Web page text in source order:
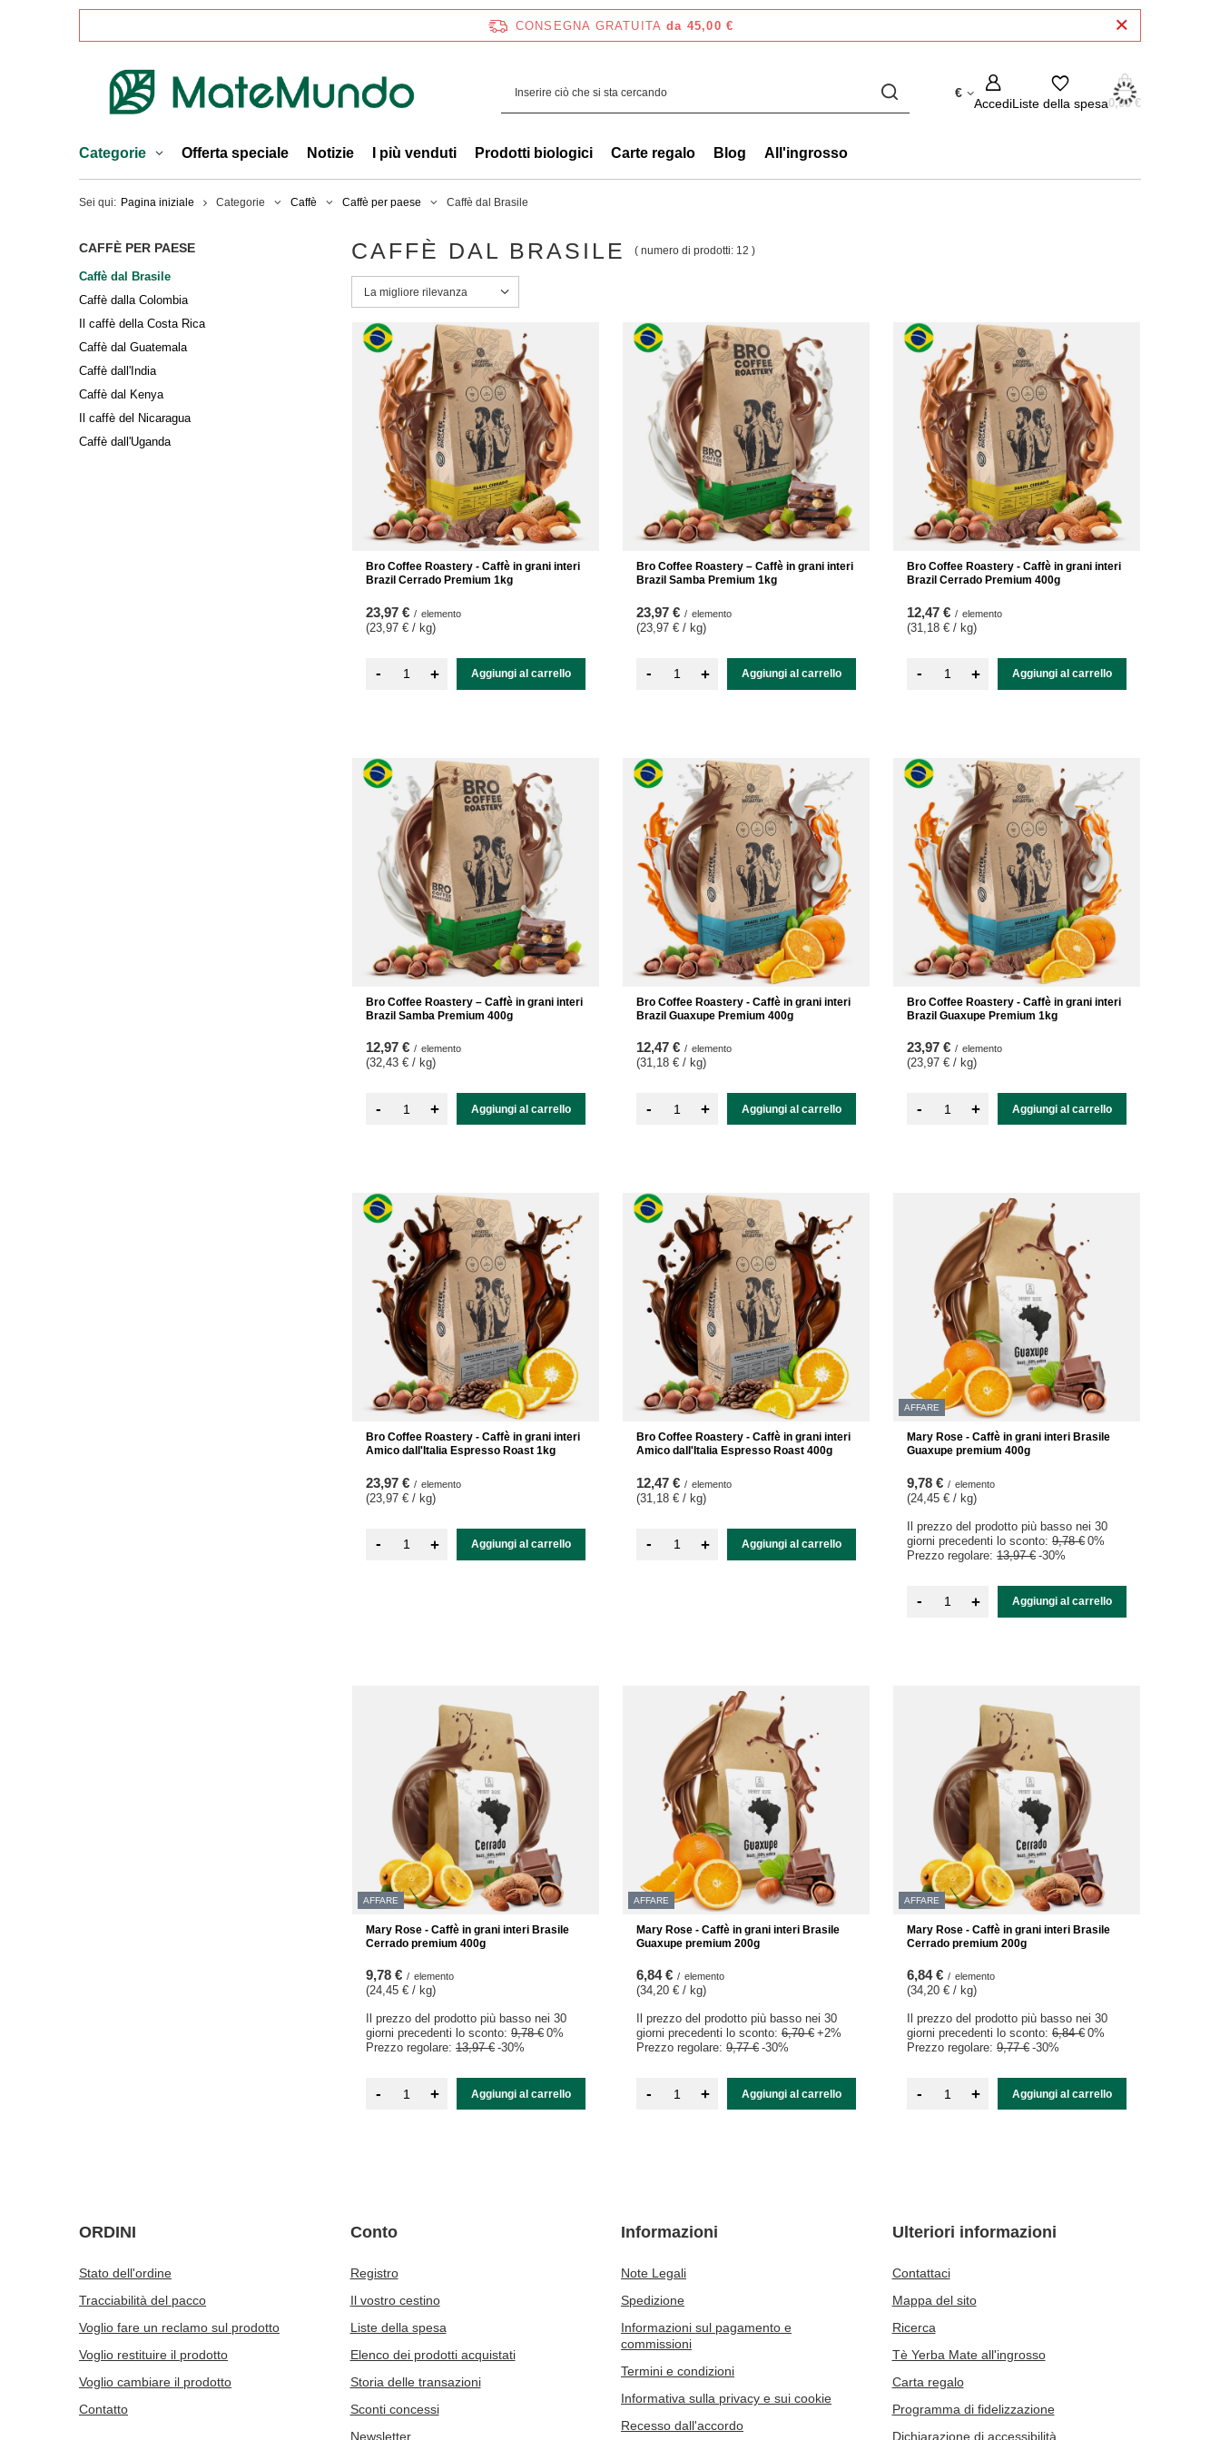
CONSEGNA GRATUITA da 45,00 €
€
AccediListe della spesa0,00 €
Categorie Offerta speciale Notizie I più venduti Prodotti biologici Carte regalo Blog All'ingrosso
Sei qui: Pagina iniziale Categorie Caffè Caffè per paese Caffè dal Brasile
CAFFÈ PER PAESE
Caffè dal Brasile
Caffè dalla Colombia
Il caffè della Costa Rica
Caffè dal Guatemala
Caffè dall'India
Caffè dal Kenya
Il caffè del Nicaragua
Caffè dall'Uganda
CAFFÈ DAL BRASILE ( numero di prodotti: 12 )
Modifica ordinamento
La migliore rilevanza
Bro Coffee Roastery - Caffè in grani interi
Brazil Cerrado Premium 1kg
23,97 € / elemento
(23,97 € / kg)
- + Aggiungi al carrello
Bro Coffee Roastery – Caffè in grani interi
Brazil Samba Premium 1kg
23,97 € / elemento
(23,97 € / kg)
- + Aggiungi al carrello
Bro Coffee Roastery - Caffè in grani interi
Brazil Cerrado Premium 400g
12,47 € / elemento
(31,18 € / kg)
- + Aggiungi al carrello
Bro Coffee Roastery – Caffè in grani interi
Brazil Samba Premium 400g
12,97 € / elemento
(32,43 € / kg)
- + Aggiungi al carrello
Bro Coffee Roastery - Caffè in grani interi
Brazil Guaxupe Premium 400g
12,47 € / elemento
(31,18 € / kg)
- + Aggiungi al carrello
Bro Coffee Roastery - Caffè in grani interi
Brazil Guaxupe Premium 1kg
23,97 € / elemento
(23,97 € / kg)
- + Aggiungi al carrello
Bro Coffee Roastery - Caffè in grani interi
Amico dall'Italia Espresso Roast 1kg
23,97 € / elemento
(23,97 € / kg)
- + Aggiungi al carrello
Bro Coffee Roastery - Caffè in grani interi
Amico dall'Italia Espresso Roast 400g
12,47 € / elemento
(31,18 € / kg)
- + Aggiungi al carrello
AFFARE
Mary Rose - Caffè in grani interi Brasile
Guaxupe premium 400g
9,78 € / elemento
(24,45 € / kg)
Il prezzo del prodotto più basso nei 30
giorni precedenti lo sconto: 9,78 € 0%
Prezzo regolare: 13,97 € -30%
- + Aggiungi al carrello
AFFARE
Mary Rose - Caffè in grani interi Brasile
Cerrado premium 400g
9,78 € / elemento
(24,45 € / kg)
Il prezzo del prodotto più basso nei 30
giorni precedenti lo sconto: 9,78 € 0%
Prezzo regolare: 13,97 € -30%
- + Aggiungi al carrello
AFFARE
Mary Rose - Caffè in grani interi Brasile
Guaxupe premium 200g
6,84 € / elemento
(34,20 € / kg)
Il prezzo del prodotto più basso nei 30
giorni precedenti lo sconto: 6,70 € +2%
Prezzo regolare: 9,77 € -30%
- + Aggiungi al carrello
AFFARE
Mary Rose - Caffè in grani interi Brasile
Cerrado premium 200g
6,84 € / elemento
(34,20 € / kg)
Il prezzo del prodotto più basso nei 30
giorni precedenti lo sconto: 6,84 € 0%
Prezzo regolare: 9,77 € -30%
- + Aggiungi al carrello
ORDINI
Stato dell'ordine
Tracciabilità del pacco
Voglio fare un reclamo sul prodotto
Voglio restituire il prodotto
Voglio cambiare il prodotto
Contatto
Conto
Registro
Il vostro cestino
Liste della spesa
Elenco dei prodotti acquistati
Storia delle transazioni
Sconti concessi
Newsletter
Informazioni
Note Legali
Spedizione
Informazioni sul pagamento e
commissioni
Termini e condizioni
Informativa sulla privacy e sui cookie
Recesso dall'accordo
Ulteriori informazioni
Contattaci
Mappa del sito
Ricerca
Tè Yerba Mate all'ingrosso
Carta regalo
Programma di fidelizzazione
Dichiarazione di accessibilità